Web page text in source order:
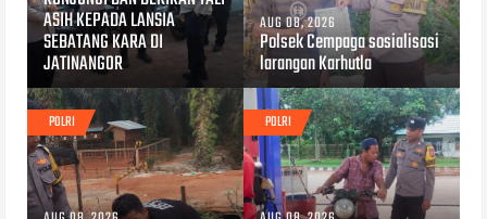
ASIH KEPADA LANSIA
SEBATANG KARA DI
JATINANGOR
AUG 08, 2026
Polsek Cempaga sosialisasi
larangan Karhutla
POLRI POLRI